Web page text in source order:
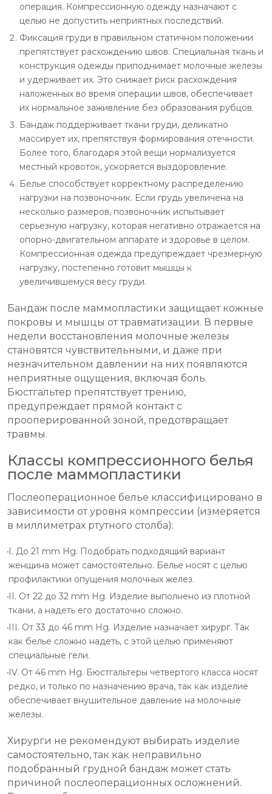
операция. Компрессионную одежду назначают с
целью не допустить неприятных последствий.
Фиксация груди в правильном статичном положении
препятствует расхождению швов. Специальная ткань и
конструкция одежды приподнимает молочные железы
и удерживает их. Это снижает риск расхождения
наложенных во время операции швов, обеспечивает
их нормальное заживление без образования рубцов.
Бандаж поддерживает ткани груди, деликатно
массирует их, препятствуя формирования отечности.
Более того, благодаря этой вещи нормализуется
местный кровоток, ускоряется выздоровление.
Белье способствует корректному распределению
нагрузки на позвоночник. Если грудь увеличена на
несколько размеров, позвоночник испытывает
серьезную нагрузку, которая негативно отражается на
опорно-двигательном аппарате и здоровье в целом.
Компрессионная одежда предупреждает чрезмерную
нагрузку, постепенно готовит мышцы к
увеличившемуся весу груди.
Бандаж после маммопластики защищает кожные
покровы и мышцы от травматизации. В первые
недели восстановления молочные железы
становятся чувствительными, и даже при
незначительном давлении на них появляются
неприятные ощущения, включая боль.
Бюстгальтер препятствует трению,
предупреждает прямой контакт с
прооперированной зоной, предотвращает
травмы.
Классы компрессионного белья
после маммопластики
Послеоперационное белье классифицировано в
зависимости от уровня компрессии (измеряется
в миллиметрах ртутного столба):
I. До 21 mm Hg. Подобрать подходящий вариант
женщина может самостоятельно. Белье носят с целью
профилактики опущения молочных желез.
II. От 22 до 32 mm Hg. Изделие выполнено из плотной
ткани, а надеть его достаточно сложно.
III. От 33 до 46 mm Hg. Изделие назначает хирург. Так
как белье сложно надеть, с этой целью применяют
специальные гели.
IV. От 46 mm Hg. Бюстгальтеры четвертого класса носят
редко, и только по назначению врача, так как изделие
обеспечивает внушительное давление на молочные
железы.
Хирурги не рекомендуют выбирать изделие
самостоятельно, так как неправильно
подобранный грудной бандаж может стать
причиной послеоперационных осложнений.